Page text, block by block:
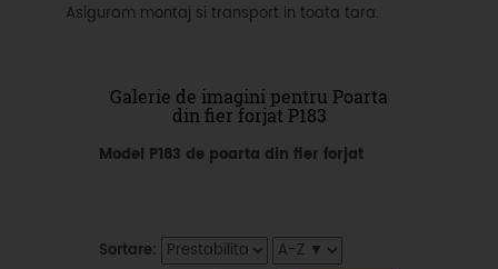
Asiguram montaj si transport in toata tara.
Galerie de imagini pentru Poarta
din fier forjat P183
Model P183 de poarta din fier forjat
Sortare: